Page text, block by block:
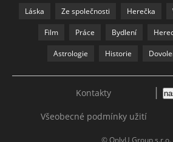
Láska Ze společnosti Herečka
Film Práce Bydlení
Astrologie Historie
Kontakty
Všeobecné podmínky užití
|